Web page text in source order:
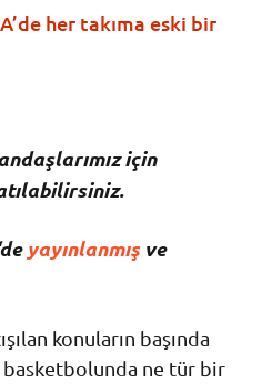
her takıma eski bir
için
yayınlanmışve
konuların başında
basketbolunda ne tür bir